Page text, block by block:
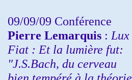
09/09/09 Conférence
Pierre Lemarquis : Lux
Fiat : Et la lumière fut:
"J.S.Bach, du cerveau